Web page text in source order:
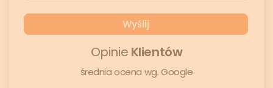
Opinie Klientów
średnia ocena wg. Google